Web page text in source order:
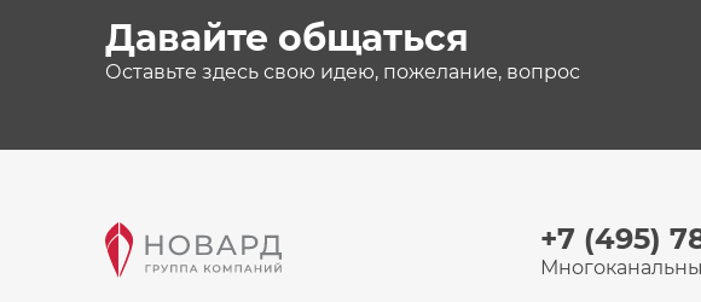
Давайте общаться
Оставьте здесь свою идею, пожелание, вопрос
+7 (495)